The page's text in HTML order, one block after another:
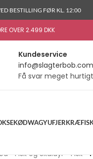
BESTILLING FØR KL. 12:00
OVER 2.499 DKK
Kundeservice
info@slagterbob.com
Få svar meget
WAGYUFJERKRÆ
Fisk og Skaldyr Fisk